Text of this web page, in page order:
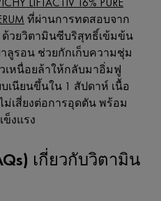
ที่ผ่านการทดสอบจาก
วยวิตามินซีบริสุทธิ์เข้มข้น
ลูรอน ช่วยกักเก็บความชุ่ม
เหนื่อยล้าให้กลับมาอิ่มฟู
บเนียนขึ้นใน 1 สัปดาห์ เนื้อ
ม่เสี่ยงต่อการอุดตัน พร้อม
ข็งแรง
เกี่ยวกับวิตามิน